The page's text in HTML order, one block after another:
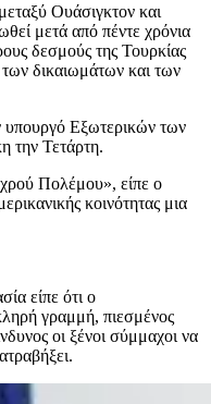
Ουάσιγκτον και
μετά από πέντε χρόνια
δεσμούς της Τουρκίας
δικαιωμάτων και των
Εξωτερικών των
την Τετάρτη.
Πολέμου», είπε ο
κοινότητας μια
είπε ότι ο
γραμμή, πιεσμένος
οι ξένοι σύμμαχοι να